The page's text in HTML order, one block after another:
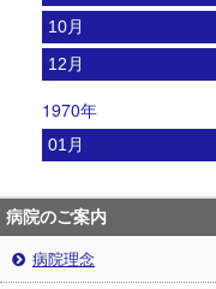
10月
12月
1970年
01月
病院のご案内
病院理念